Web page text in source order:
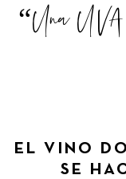
“Una UVA
EL VINO
SE